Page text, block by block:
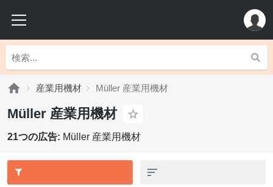
産業用機材 Müller 産業用機材
Müller 産業用機材
21つの広告: Müller 産業用機材